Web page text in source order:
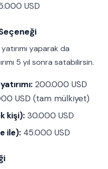
USD
yaparak da
5 yıl sonra satabilirsin.
200.000 USD
USD (tam mülkiyet)
kişi): 30.000 USD
ile): 45.000 USD